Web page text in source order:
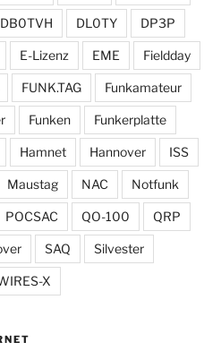
DB0TVH DL0TY DP3P
E-Lizenz EME Fieldday
FUNK.TAG Funkamateur
Funken Funkerplatte
Hamnet Hannover ISS
Maustag NAC Notfunk
POCSAC QO-100 QRP
SAQ Silvester
X